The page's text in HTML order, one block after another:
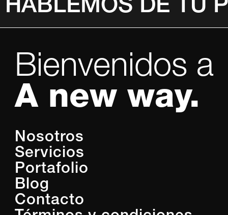
HABLEMOS DE TU
Bienvenidos a
A new way.
Nosotros
Servicios
Portafolio
Blog
Contacto